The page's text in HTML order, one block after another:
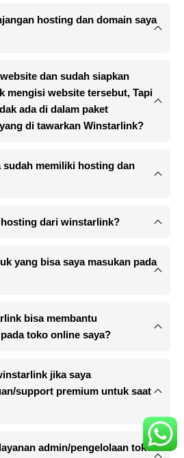
hosting dan domain saya
dan sudah siapkan
mengisi website tersebut, Tapi
ada di dalam paket
di tawarkan Winstarlink?
sudah memiliki hosting dan
dari winstarlink?
yang bisa saya masukan pada
bisa membantu
toko online saya?
jika saya
support premium untuk saat
admin/pengelolaan toko